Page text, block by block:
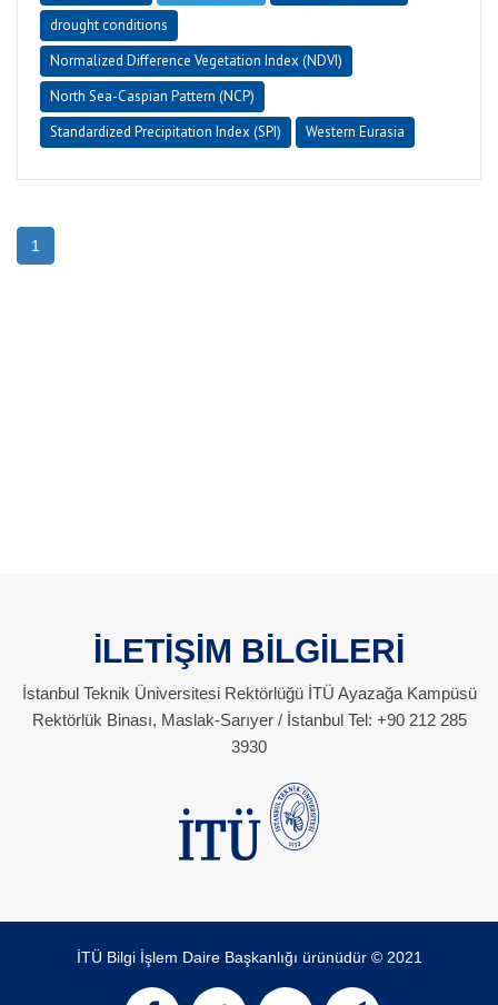
drought conditions
Normalized Difference Vegetation Index (NDVI)
North Sea-Caspian Pattern (NCP)
Standardized Precipitation Index (SPI)
Western Eurasia
1
İLETİŞİM BİLGİLERİ
İstanbul Teknik Üniversitesi Rektörlüğü İTÜ Ayazağa Kampüsü
Rektörlük Binası, Maslak-Sarıyer / İstanbul Tel: +90 212 285
3930
İTÜ Bilgi İşlem Daire Başkanlığı ürünüdür © 2021